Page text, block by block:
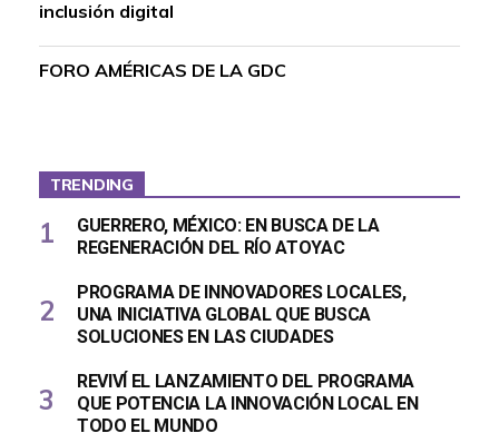
inclusión digital
FORO AMÉRICAS DE LA GDC
TRENDING
GUERRERO, MÉXICO: EN BUSCA DE LA
REGENERACIÓN DEL RÍO ATOYAC
PROGRAMA DE INNOVADORES LOCALES,
UNA INICIATIVA GLOBAL QUE BUSCA
SOLUCIONES EN LAS CIUDADES
REVIVÍ EL LANZAMIENTO DEL PROGRAMA
QUE POTENCIA LA INNOVACIÓN LOCAL EN
TODO EL MUNDO